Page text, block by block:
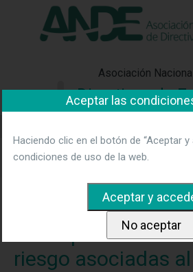
"Ver política"
Asociación
Directivos de
Taller. Jóvenes y
Taller. Jóvenes y
cómo prevenir
riesgo asociadas
Aceptar las
Haciendo clic en el botón de “Aceptar
condiciones de uso de la web.